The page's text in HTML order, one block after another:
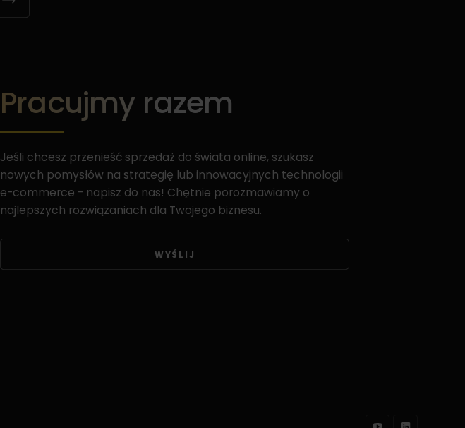
Pracujmy razem
Jeśli chcesz przenieść sprzedaż do świata online, szukasz
nowych pomysłów na strategię lub innowacyjnych technologii
e-commerce - napisz do nas! Chętnie porozmawiamy o
najlepszych rozwiązaniach dla Twojego biznesu.
WYŚLIJ